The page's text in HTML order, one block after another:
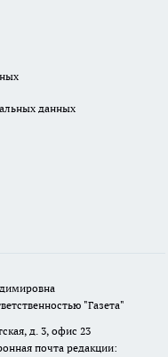
данных
"Газета"
д. 3, офис 23
почта редакции: